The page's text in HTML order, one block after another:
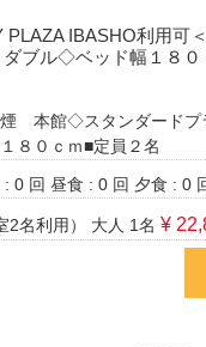
PLAZA IBASHO利用
ブル◇ベッド幅１８０
煙 本館◇スタンダード
１８０ｃｍ■定員２名
: 0 回 昼食 : 0 回 夕食 : 0
2名利用） 大人 1名 ¥